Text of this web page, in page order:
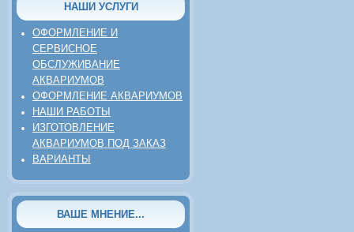
НАШИ УСЛУГИ
ОФОРМЛЕНИЕ И
СЕРВИСНОЕ
ОБСЛУЖИВАНИЕ
АКВАРИУМОВ
ОФОРМЛЕНИЕ АКВАРИУМОВ
НАШИ РАБОТЫ
ИЗГОТОВЛЕНИЕ
АКВАРИУМОВ ПОД ЗАКАЗ
ВАРИАНТЫ
ВАШЕ МНЕНИЕ...